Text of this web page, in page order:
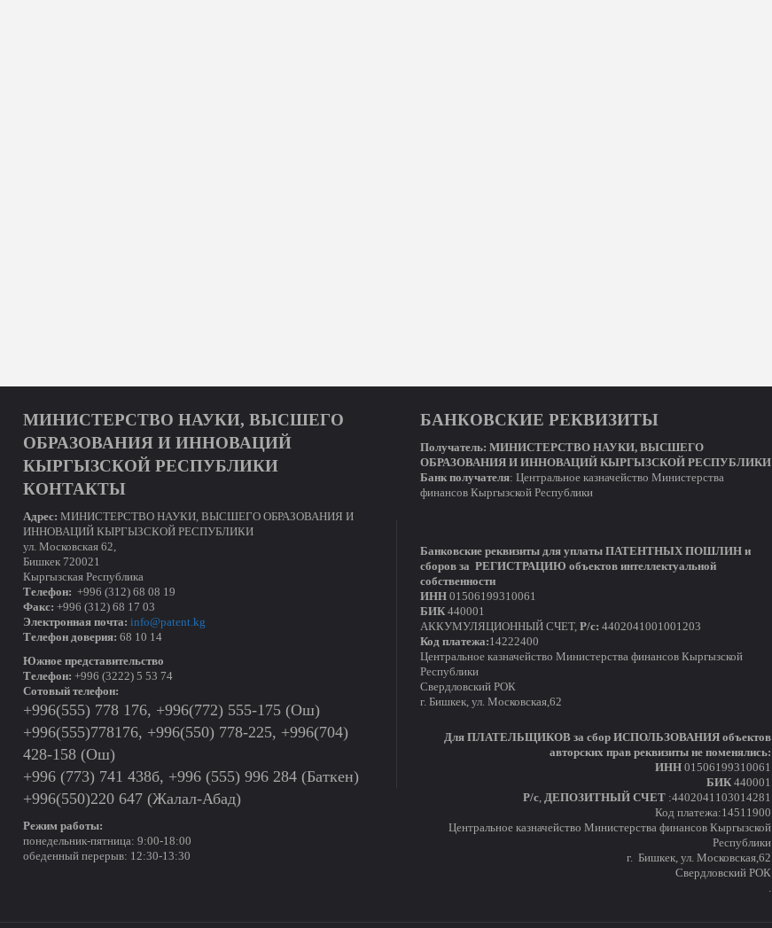
МИНИСТЕРСТВО НАУКИ, ВЫСШЕГО
ОБРАЗОВАНИЯ И ИННОВАЦИЙ
КЫРГЫЗСКОЙ РЕСПУБЛИКИ
КОНТАКТЫ
Адрес: МИНИСТЕРСТВО НАУКИ, ВЫСШЕГО ОБРАЗОВАНИЯ И
ИННОВАЦИЙ КЫРГЫЗСКОЙ РЕСПУБЛИКИ
ул. Московская 62,
Бишкек 720021
Кыргызская Республика
Телефон: +996 (312) 68 08 19
Факс: +996 (312) 68 17 03
Электронная почта: info@patent.kg
Телефон доверия: 68 10 14
Южное представительство
Телефон: +996 (3222) 5 53 74
Сотовый телефон:
+996(555) 778 176, +996(772) 555-175 (Ош)
+996(555)778176, +996(550) 778-225, +996(704)
428-158 (Ош)
+996 (773) 741 438б, +996 (555) 996 284 (Баткен)
+996(550)220 647 (Жалал-Абад)
Режим работы:
понедельник-пятница: 9:00-18:00
обеденный перерыв: 12:30-13:30
БАНКОВСКИЕ РЕКВИЗИТЫ
Получатель: МИНИСТЕРСТВО НАУКИ, ВЫСШЕГО
ОБРАЗОВАНИЯ И ИННОВАЦИЙ КЫРГЫЗСКОЙ РЕСПУБЛИКИ
Банк получателя: Центральное казначейство Министерства
финансов Кыргызской Республики
Банковские реквизиты для уплаты ПАТЕНТНЫХ ПОШЛИН и
сборов за РЕГИСТРАЦИЮ объектов интеллектуальной
собственности
ИНН 01506199310061
БИК 440001
АККУМУЛЯЦИОННЫЙ СЧЕТ, Р/с: 4402041001001203
Код платежа:14222400
Центральное казначейство Министерства финансов Кыргызской
Республики
Свердловский РОК
г. Бишкек, ул. Московская,62
Для ПЛАТЕЛЬЩИКОВ за сбор ИСПОЛЬЗОВАНИЯ объектов
авторских прав реквизиты не поменялись:
ИНН01506199310061
БИК440001
Р/с,ДЕПОЗИТНЫЙ СЧЕТ :4402041103014281
Код платежа:14511900
Центральное казначейство Министерства финансов Кыргызской
Республики
г. Бишкек, ул. Московская,62
Свердловский РОК
.